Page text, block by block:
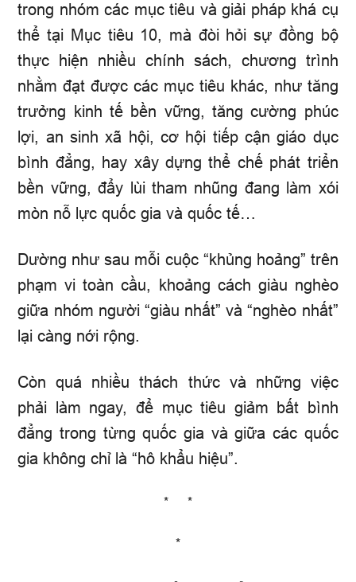
trong nhóm các mục tiêu và giải pháp khá cụ
thể tại Mục tiêu 10, mà đòi hỏi sự đồng bộ
thực hiện nhiều chính sách, chương trình
nhằm đạt được các mục tiêu khác, như tăng
trưởng kinh tế bền vững, tăng cường phúc
lợi, an sinh xã hội, cơ hội tiếp cận giáo dục
bình đẳng, hay xây dựng thể chế phát triển
bền vững, đẩy lùi tham nhũng đang làm xói
mòn nỗ lực quốc gia và quốc tế…
Dường như sau mỗi cuộc “khủng hoảng” trên
phạm vi toàn cầu, khoảng cách giàu nghèo
giữa nhóm người “giàu nhất” và “nghèo nhất”
lại càng nới rộng.
Còn quá nhiều thách thức và những việc
phải làm ngay, để mục tiêu giảm bất bình
đẳng trong từng quốc gia và giữa các quốc
gia không chỉ là “hô khẩu hiệu”.
* *
*